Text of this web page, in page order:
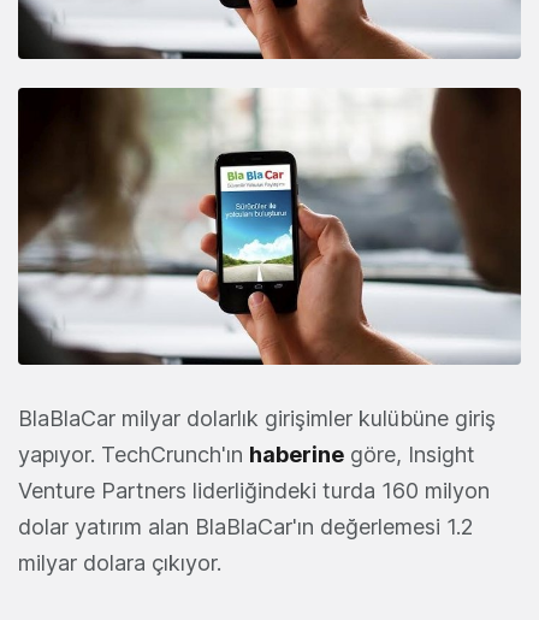
BlaBlaCar milyar dolarlık girişimler kulübüne giriş
yapıyor. TechCrunch'ın haberine göre, Insight
Venture Partners liderliğindeki turda 160 milyon
dolar yatırım alan BlaBlaCar'ın değerlemesi 1.2
milyar dolara çıkıyor.